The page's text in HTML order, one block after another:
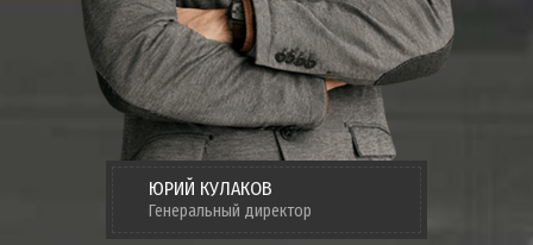
ЮРИЙ КУЛАКОВ
Генеральный директор